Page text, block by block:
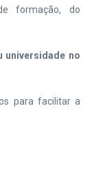
formação, do
universidade no
para facilitar a